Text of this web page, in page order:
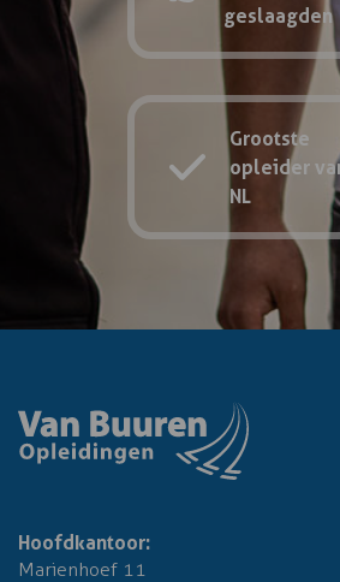
geslaagden
Grootste
opleider
NL
Hoofdkantoor:
Marienhoef 11